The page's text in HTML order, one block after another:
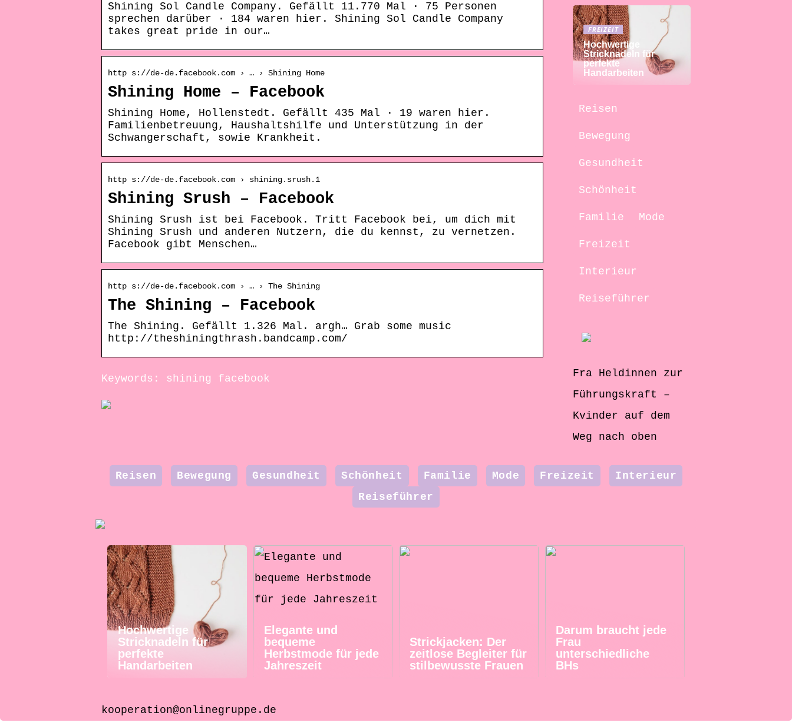
Shining Sol Candle Company. Gefällt 11.770 Mal · 75 Personen
sprechen darüber · 184 waren hier. Shining Sol Candle Company
takes great pride in our…
http s://de-de.facebook.com › … › Shining Home
Shining Home – Facebook
Shining Home, Hollenstedt. Gefällt 435 Mal · 19 waren hier.
Familienbetreuung, Haushaltshilfe und Unterstützung in der
Schwangerschaft, sowie Krankheit.
http s://de-de.facebook.com › shining.srush.1
Shining Srush – Facebook
Shining Srush ist bei Facebook. Tritt Facebook bei, um dich mit
Shining Srush und anderen Nutzern, die du kennst, zu vernetzen.
Facebook gibt Menschen…
http s://de-de.facebook.com › … › The Shining
The Shining – Facebook
The Shining. Gefällt 1.326 Mal. argh… Grab some music
http://theshiningthrash.bandcamp.com/
Keywords: shining facebook
FREIZEIT
Hochwertige
Stricknadeln für
perfekte
Handarbeiten
Reisen
Bewegung
Gesundheit
Schönheit
Familie Mode
Freizeit
Interieur
Reiseführer
Fra Heldinnen zur
Führungskraft –
Kvinder auf dem
Weg nach oben
Reisen Bewegung Gesundheit Schönheit Familie Mode Freizeit
Interieur
Reiseführer
Hochwertige
Stricknadeln für
perfekte
Handarbeiten
Elegante und
bequeme
Herbstmode für jede
Jahreszeit
Strickjacken: Der
zeitlose Begleiter für
stilbewusste Frauen
Darum braucht jede
Frau
unterschiedliche
BHs
kooperation@onlinegruppe.de